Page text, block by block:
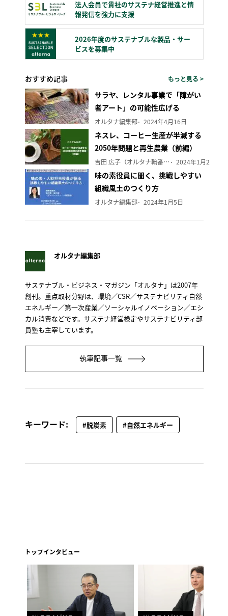
法人会員で貴社のサステナ経営推進と情
報発信を強力に支援
2026年度のサステナブルな製品・サー
ビスを募集中
おすすめ記事 もっと見る >
サラヤ、レンタル事業で「障がい
者アート」の可能性広げる
オルタナ編集部 2024年4月16日
ネスレ、コーヒー生産が半減する
2050年問題と再生農業（前編）
吉田 広子（オルタナ輪番編集長） 2024年1月29日
味の素役員に聞く、挑戦しやすい
組織風土のつくり方
オルタナ編集部 2024年1月5日
オルタナ編集部
サステナブル・ビジネス・マガジン「オルタナ」は2007年
創刊。重点取材分野は、環境／CSR／サステナビリティ自然
エネルギー／第一次産業／ソーシャルイノベーション／エシ
カル消費などです。サステナ経営検定やサステナビリティ部
員塾も主宰しています。
執筆記事一覧
キーワード: #脱炭素 #自然エネルギー
トップインタビュー